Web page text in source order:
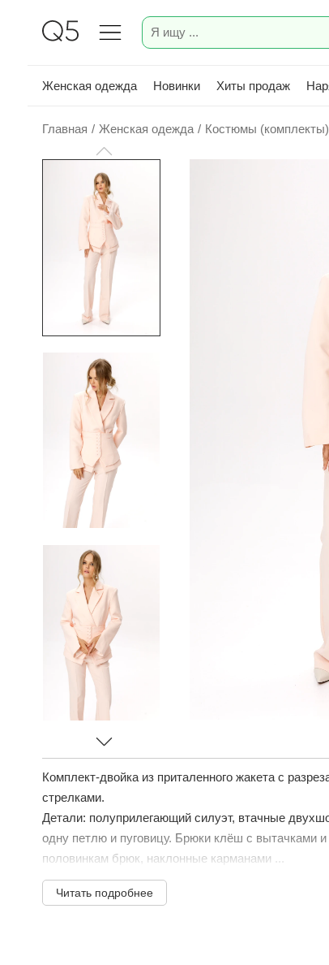
Женская одежда Новинки Хиты продаж
Главная / Женская одежда / Костюмы (комплекты)
Комплект-двойка из приталенного жакета с
стрелками.
Детали: полуприлегающий силуэт, втачные
одну петлю и пуговицу. Брюки клёш с вытачками
половинкам брюк, наклонные карманами ...
Читать подробнее